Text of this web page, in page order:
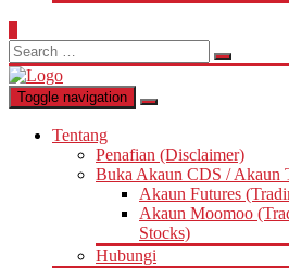
Search
for:
Toggle navigation
Tentang
Penafian (Disclaimer)
Buka Akaun CDS / Akaun
Akaun Futures
Akaun Moomoo
Stocks)
Hubungi